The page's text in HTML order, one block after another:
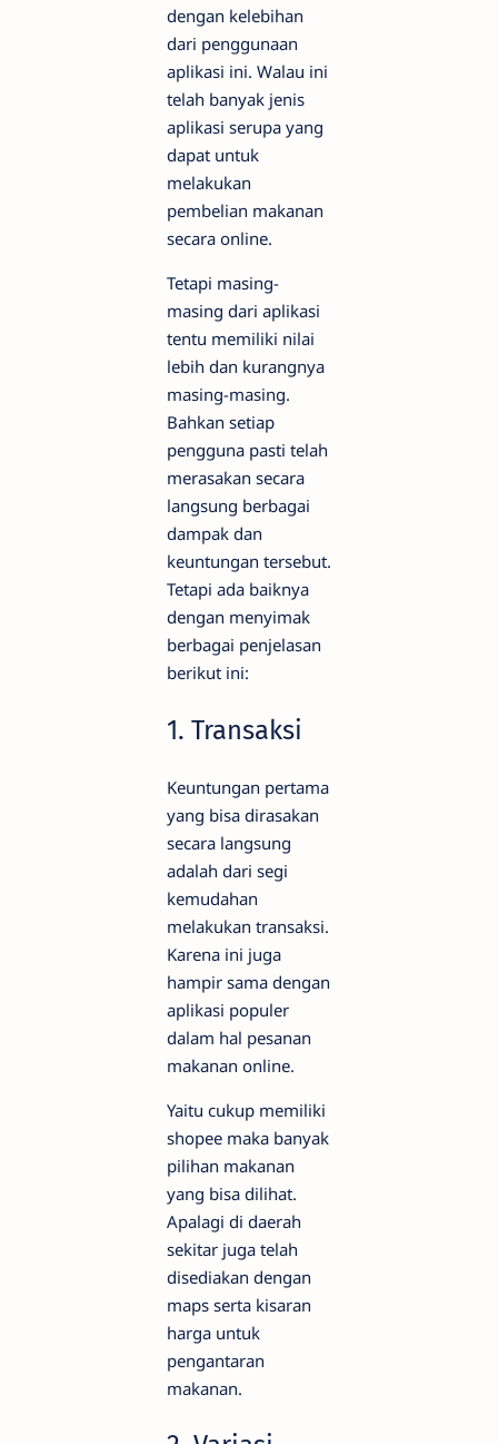
dengan kelebihan
dari penggunaan
aplikasi ini. Walau ini
telah banyak jenis
aplikasi serupa yang
dapat untuk
melakukan
pembelian makanan
secara online.
Tetapi masing-
masing dari aplikasi
tentu memiliki nilai
lebih dan kurangnya
masing-masing.
Bahkan setiap
pengguna pasti telah
merasakan secara
langsung berbagai
dampak dan
keuntungan tersebut.
Tetapi ada baiknya
dengan menyimak
berbagai penjelasan
berikut ini:
1. Transaksi
Keuntungan pertama
yang bisa dirasakan
secara langsung
adalah dari segi
kemudahan
melakukan transaksi.
Karena ini juga
hampir sama dengan
aplikasi populer
dalam hal pesanan
makanan online.
Yaitu cukup memiliki
shopee maka banyak
pilihan makanan
yang bisa dilihat.
Apalagi di daerah
sekitar juga telah
disediakan dengan
maps serta kisaran
harga untuk
pengantaran
makanan.